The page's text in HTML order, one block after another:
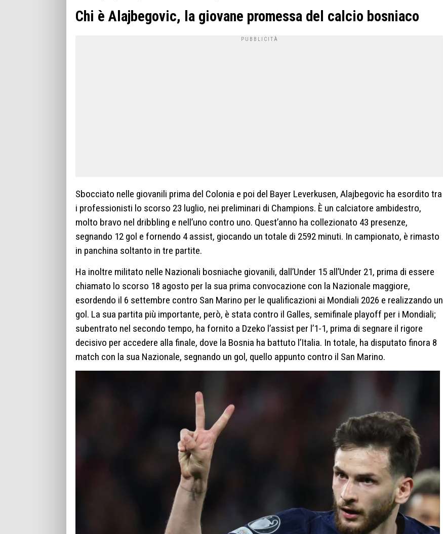
Chi è Alajbegovic, la giovane promessa del calcio bosniaco
Sbocciato nelle giovanili prima del Colonia e poi del Bayer Leverkusen, Alajbegovic ha esordito tra
i professionisti lo scorso 23 luglio, nei preliminari di Champions. È un calciatore ambidestro,
molto bravo nel dribbling e nell’uno contro uno. Quest’anno ha collezionato 43 presenze,
segnando 12 gol e fornendo 4 assist, giocando un totale di 2592 minuti. In campionato, è rimasto
in panchina soltanto in tre partite.
Ha inoltre militato nelle Nazionali bosniache giovanili, dall’Under 15 all’Under 21, prima di essere
chiamato lo scorso 18 agosto per la sua prima convocazione con la Nazionale maggiore,
esordendo il 6 settembre contro San Marino per le qualificazioni ai Mondiali 2026 e realizzando un
gol. La sua partita più importante, però, è stata contro il Galles, semifinale playoff per i Mondiali;
subentrato nel secondo tempo, ha fornito a Dzeko l’assist per l’1-1, prima di segnare il rigore
decisivo per accedere alla finale, dove la Bosnia ha battuto l’Italia. In totale, ha disputato finora 8
match con la sua Nazionale, segnando un gol, quello appunto contro il San Marino.